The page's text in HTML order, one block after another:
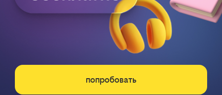
попробовать